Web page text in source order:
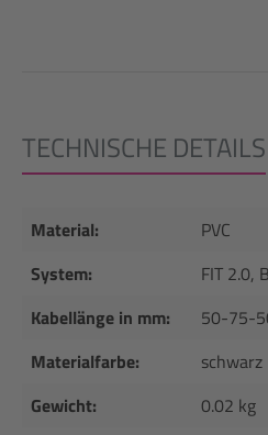
TECHNISCHE DETAILS
Material:
PVC
System:
FIT 2.0,
Kabellänge in mm:
50-75-
Materialfarbe:
schwarz
Gewicht:
0.02 kg